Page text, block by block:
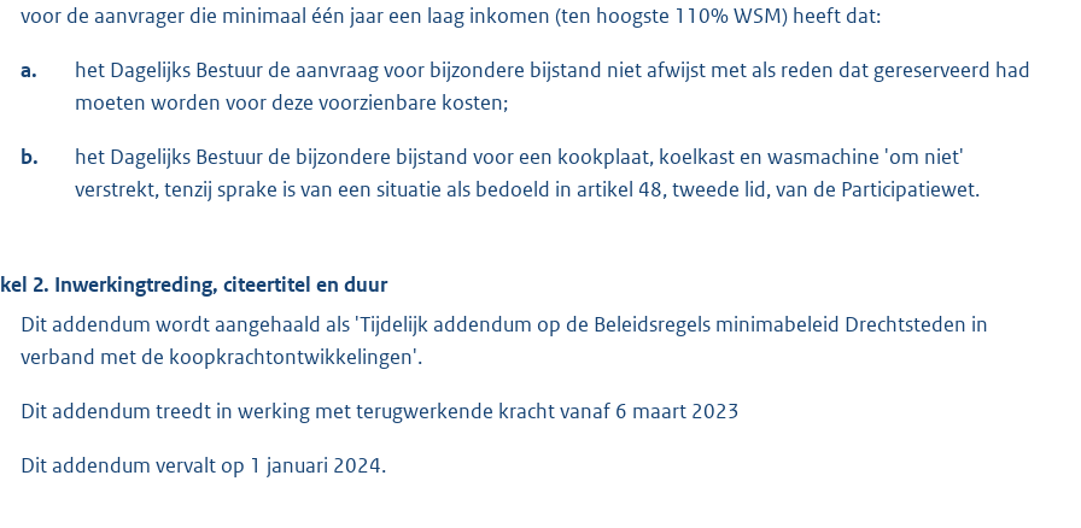
voor de aanvrager die minimaal één jaar een laag inkomen (ten hoogste 110% WSM) heeft dat:
a.
het Dagelijks Bestuur de aanvraag voor bijzondere bijstand niet afwijst met als reden dat gereserveerd had
moeten worden voor deze voorzienbare kosten;
b.
het Dagelijks Bestuur de bijzondere bijstand voor een kookplaat, koelkast en wasmachine 'om niet'
verstrekt, tenzij sprake is van een situatie als bedoeld in artikel 48, tweede lid, van de Participatiewet.
2. Inwerkingtreding, citeertitel en duur
Dit addendum wordt aangehaald als 'Tijdelijk addendum op de Beleidsregels minimabeleid Drechtsteden in
verband met de koopkrachtontwikkelingen'.
Dit addendum treedt in werking met terugwerkende kracht vanaf 6 maart 2023
Dit addendum vervalt op 1 januari 2024.